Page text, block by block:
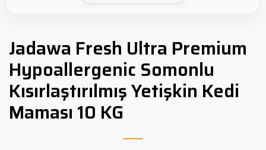
Jadawa Fresh Ultra Premium
Hypoallergenic Somonlu
Kısırlaştırılmış Yetişkin Kedi
Maması 10 KG